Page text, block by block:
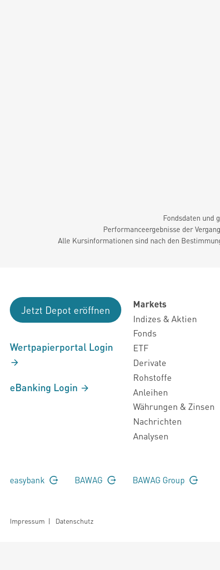
Fondsdaten und
Performanceergebnisse der
Alle Kursinformationen sind nach den
Jetzt Depot eröffnen
Wertpapierportal Login
eBanking Login
Markets
Indizes & Aktien
Fonds
ETF
Derivate
Rohstoffe
Anleihen
Währungen & Zinsen
Nachrichten
Analysen
easybank BAWAG BAWAG Group
Impressum | Datenschutz